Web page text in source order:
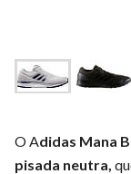
O Adidas Mana
pisada neutra,